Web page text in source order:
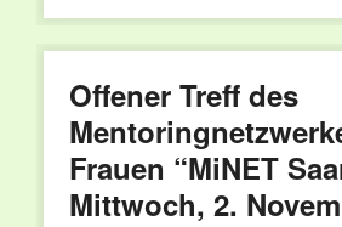
Offener Treff des
Frauen “MiNET
Mittwoch, 2.